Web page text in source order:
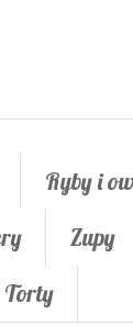
Ryby i
Zupy
Torty